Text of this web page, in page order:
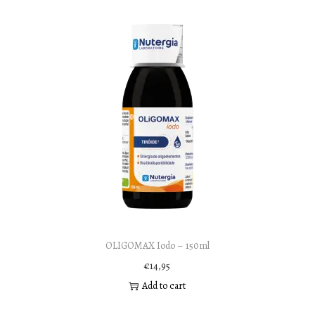
OLIGOMAX Iodo – 150ml
€14,95
Add to cart